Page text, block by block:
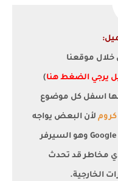
خلال موقعنا
يرجي الضغط هنا)
اسفل كل موضوع
لأن البعض يواجه
مشاكل عند التحميل من Google Drive وهو السيرفر
مخاطر قد تحدث
الخارجية.